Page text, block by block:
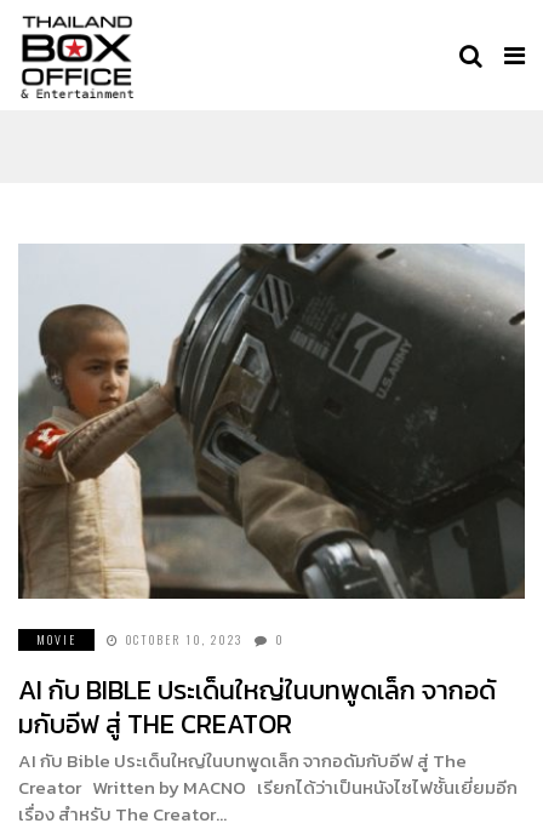
MOVIE OCTOBER 10, 2023 0
AI กับ BIBLE ประเด็นใหญ่ในบทพูดเล็ก จากอดั
มกับอีฟ สู่ THE CREATOR
AI กับ Bible ประเด็นใหญ่ในบทพูดเล็ก จากอดัมกับอีฟ สู่ The
Creator Written by MACNO เรียกได้ว่าเป็นหนังไซไฟชั้นเยี่ยมอีก
เรื่อง สำหรับ The Creator…